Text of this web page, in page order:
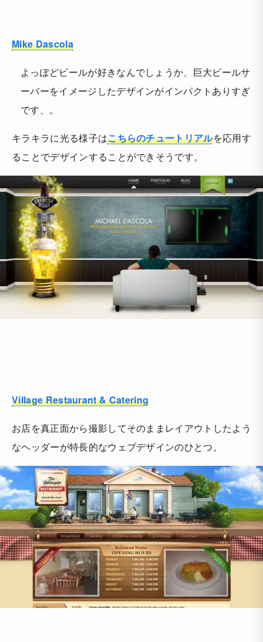
Mike Dascola
よっぽどビールが好きなんでしょうか、巨大ビールサ
ーバーをイメージしたデザインがインパクトありすぎ
です、。
キラキラに光る様子はこちらのチュートリアルを応用す
ることでデザインすることができそうです。
Village Restaurant & Catering
お店を真正面から撮影してそのままレイアウトしたよう
なヘッダーが特長的なウェブデザインのひとつ。